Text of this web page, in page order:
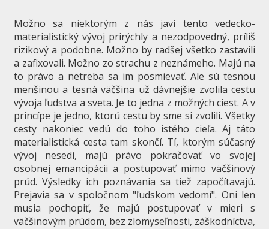
Možno sa niektorým z nás javí tento vedecko-
materialistický vývoj prirýchly a nezodpovedný, príliš
rizikový a podobne. Možno by radšej všetko zastavili
a zafixovali. Možno zo strachu z neznámeho. Majú na
to právo a netreba sa im posmievať. Ale sú tesnou
menšinou a tesná väčšina už dávnejšie zvolila cestu
vývoja ľudstva a sveta. Je to jedna z možných ciest. A v
princípe je jedno, ktorú cestu by sme si zvolili. Všetky
cesty nakoniec vedú do toho istého cieľa. Aj táto
materialistická cesta tam skončí. Tí, ktorým súčasný
vývoj nesedí, majú právo pokračovať vo svojej
osobnej emancipácii a postupovať mimo väčšinový
prúd. Výsledky ich poznávania sa tiež započítavajú.
Prejavia sa v spoločnom "ľudskom vedomí". Oni len
musia pochopiť, že majú postupovať v mieri s
väčšinovým prúdom, bez zlomyseľnosti, záškodníctva,